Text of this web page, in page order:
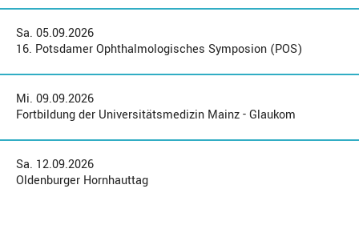
Sa. 05.09.2026
16. Potsdamer Ophthalmologisches Symposion (POS)
Mi. 09.09.2026
Fortbildung der Universitätsmedizin Mainz - Glaukom
Sa. 12.09.2026
Oldenburger Hornhauttag